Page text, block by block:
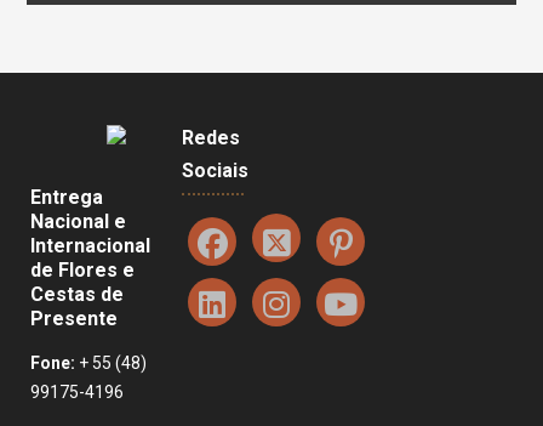
Entrega
Nacional e
Internacional
de Flores e
Cestas de
Presente
Fone: + 55 (48)
99175-4196
Redes
Sociais